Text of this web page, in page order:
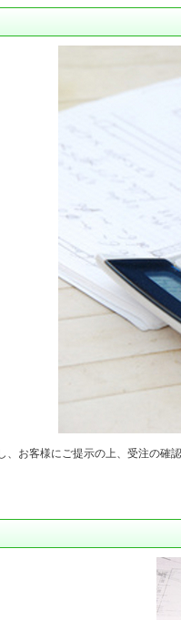
お客様にご提示の上、受注の確認